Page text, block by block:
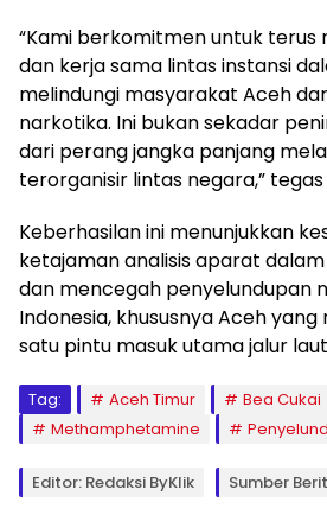
“Kami berkomitmen untuk
dan kerja sama lintas instansi
melindungi masyarakat Aceh
narkotika. Ini bukan sekadar
dari perang jangka panjang
terorganisir lintas negara,” tegas
Keberhasilan ini menunjukkan
ketajaman analisis aparat
dan mencegah penyelundupan
Indonesia, khususnya Aceh
satu pintu masuk utama jalur
Tag: Aceh Timur Bea Cukai
Methamphetamine
Editor: Redaksi ByKlik Sumber